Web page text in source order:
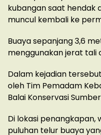
kubangan saat hendak
muncul kembali ke
Buaya sepanjang 3,6
menggunakan jerat tali
Dalam kejadian
oleh Tim Pemadam
Balai Konservasi
Di lokasi
puluhan telur buaya